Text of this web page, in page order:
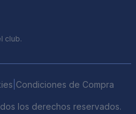
club.
Condiciones de Compra
los derechos reservados.